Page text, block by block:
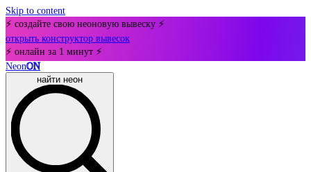
Skip to content
⚡ создайте свою неоновую вывеску ⚡
открыть конструктор вывесок
⚡ онлайн за 1 минут ⚡
NeonON
найти неон